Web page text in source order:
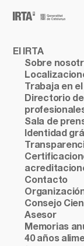
El IRTA
Sobre
Trabaja en el
Directorio de
Sala de
Identidad
Contacto
Consejo
Asesor
Memorias
40 años